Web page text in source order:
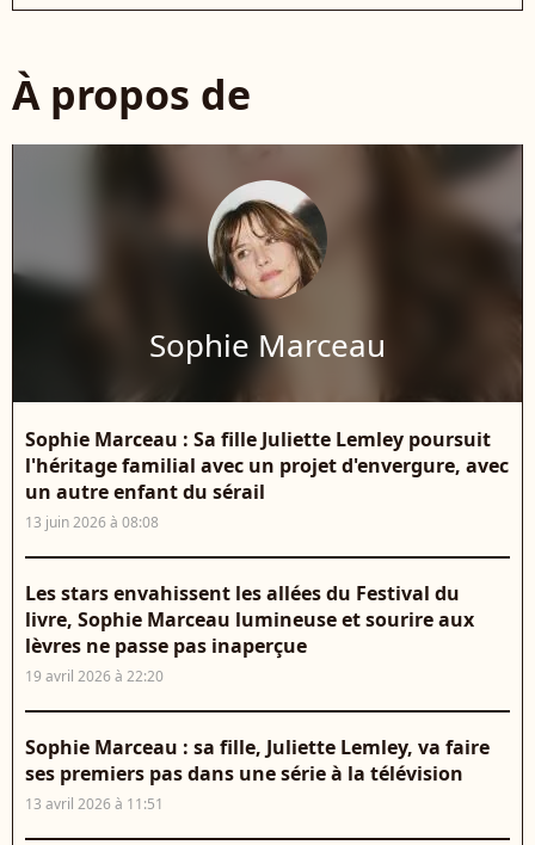
À propos de
Sophie Marceau
Sophie Marceau : Sa fille Juliette Lemley poursuit
l'héritage familial avec un projet d'envergure, avec
un autre enfant du sérail
13 juin 2026 à 08:08
Les stars envahissent les allées du Festival du
livre, Sophie Marceau lumineuse et sourire aux
lèvres ne passe pas inaperçue
19 avril 2026 à 22:20
Sophie Marceau : sa fille, Juliette Lemley, va faire
ses premiers pas dans une série à la télévision
13 avril 2026 à 11:51